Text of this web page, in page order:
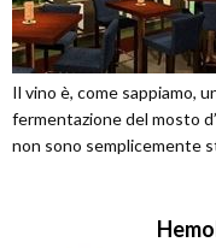
Il vino è, come sappiamo,
fermentazione del mosto
non sono semplicemente